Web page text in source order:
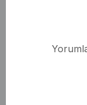
Elektrikli